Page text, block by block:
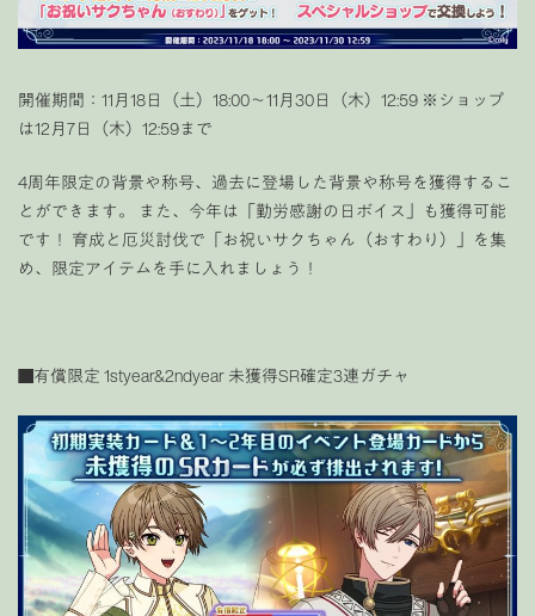
開催期間：11月18日（土）18:00〜11月30日（木）12:59 ※ショップ
は12月7日（木）12:59まで
4周年限定の背景や称号、過去に登場した背景や称号を獲得するこ
とができます。 また、今年は「勤労感謝の日ボイス」も獲得可能
です！ 育成と厄災討伐で「お祝いサクちゃん（おすわり）」を集
め、限定アイテムを手に入れましょう！
■有償限定 1styear&2ndyear 未獲得SR確定3連ガチャ